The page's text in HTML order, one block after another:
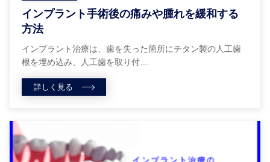
インプラント手術後の痛みや腫れを緩和する
方法
インプラント治療は、歯を失った箇所にチタン製の人工歯
根を埋め込み、人工歯を取り付…
詳しく見る